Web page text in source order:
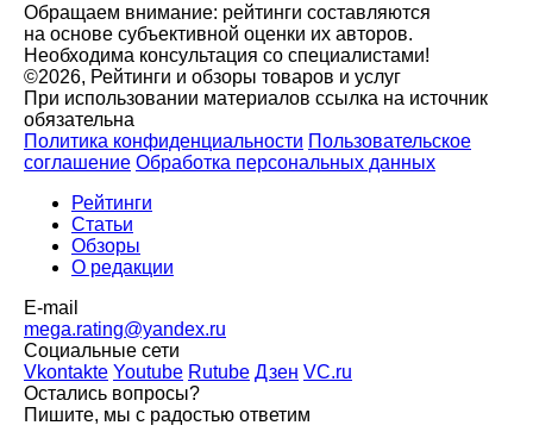
Обращаем внимание: рейтинги составляются
на основе субъективной оценки их авторов.
Необходима консультация со специалистами!
©2026, Рейтинги и обзоры товаров и услуг
При использовании материалов ссылка на источник
обязательна
Политика конфиденциальности Пользовательское
соглашение Обработка персональных данных
Рейтинги
Статьи
Обзоры
О редакции
E-mail
mega.rating@yandex.ru
Социальные сети
Vkontakte Youtube Rutube Дзен VC.ru
Остались вопросы?
Пишите, мы с радостью ответим